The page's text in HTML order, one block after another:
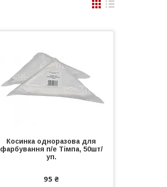
Косинка одноразова для
фарбування п/е Тімпа, 50шт/
уп.
95 ₴